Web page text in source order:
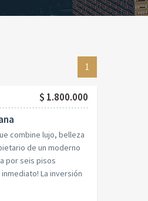
1
$ 1.800.000
combine lujo, belleza
de un moderno
por seis pisos
La inversión